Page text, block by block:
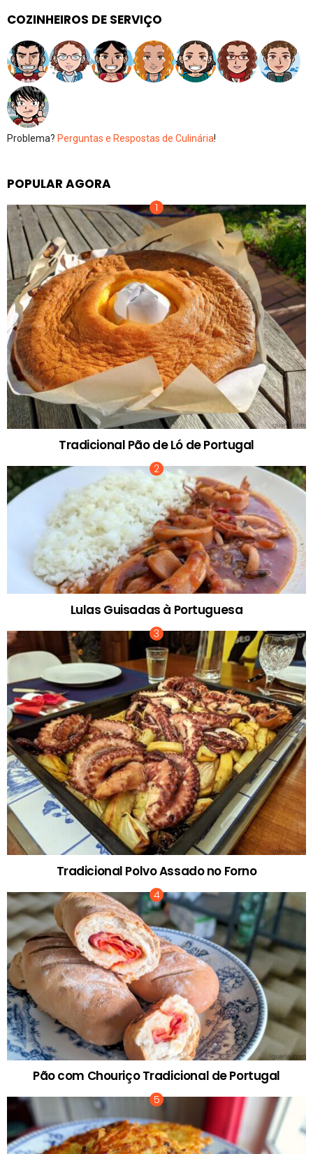
COZINHEIROS DE SERVIÇO
Problema? Perguntas e Respostas de Culinária!
POPULAR AGORA
Tradicional Pão de Ló de Portugal
Lulas Guisadas à Portuguesa
Tradicional Polvo Assado no Forno
Pão com Chouriço Tradicional de Portugal